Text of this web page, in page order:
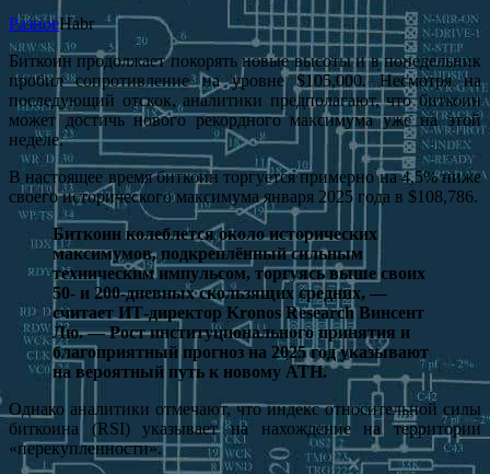
РазноеHabr
Биткоин продолжает покорять новые высоты и в понедельник
пробил сопротивление на уровне $105,000. Несмотря на
последующий отскок, аналитики предполагают, что биткоин
может достичь нового рекордного максимума уже на этой
неделе.
В настоящее время биткоин торгуется примерно на 4,5% ниже
своего исторического максимума января 2025 года в $108,786.
Биткоин колеблется около исторических
максимумов, подкреплённый сильным
техническим импульсом, торгуясь выше своих
50- и 200-дневных скользящих средних, —
считает ИТ-директор Kronos Research Винсент
Лю. —Рост институционального принятия и
благоприятный прогноз на 2025 год указывают
на вероятный путь к новому ATH.
Однако аналитики отмечают, что индекс относительной силы
биткоина (RSI) указывает на нахождение на территории
«перекупленности».